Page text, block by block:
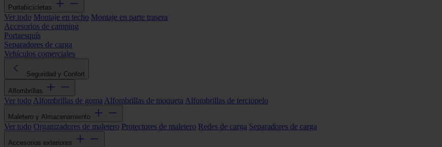
Portabicicletas
Ver todo Montaje en techo Montaje en parte trasera
Accesorios de camping
Portaesquís
Separadores de carga
Vehículos comerciales
Seguridad y Confort
Alfombrillas
Ver todo Alfombrillas de goma Alfombrillas de moqueta Alfombrillas de terciopelo
Maletero y Almacenamiento
Ver todo Organizadores de maletero Protectores de maletero Redes de carga Separadores de carga
Accesorios exteriores